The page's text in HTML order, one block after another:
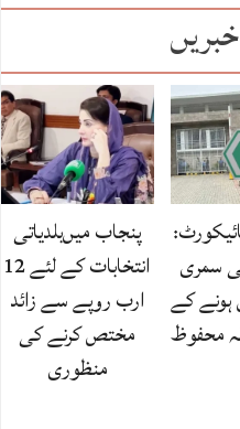
سمری
ہونے کے
محفوظ
پنجاب میں‌بلدیاتی
انتخابات کے لئے 12
ارب روپے سے زائد
مختص کرنے کی
منظوری